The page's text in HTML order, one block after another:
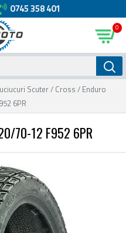
0745 358 401
0
Scuter / Cross / Enduro
6PR
70-12 F952 6PR